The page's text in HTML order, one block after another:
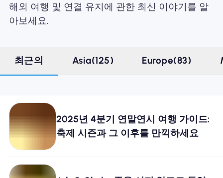
eSIM 정보
왜 Nomad eSIM?
eSIM 사용법
해외 여행 및 연결 유지에 관한 최신 이야기를 알
아보세요.
최근의 Asia(125) Europe(83)
2025년 4분기 연말연시 여행 가이드:
축제 시즌과 그 이후를 만끽하세요